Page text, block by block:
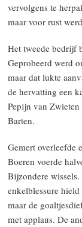
vervolgens te
maar voor rust
Het tweede bedrijf
Geprobeerd werd
maar dat lukte
de hervatting een
Pepijn van
Barten.
Gemert overleefde
Boeren voerde
Bijzondere
enkelblessure
maar de
met applaus. De